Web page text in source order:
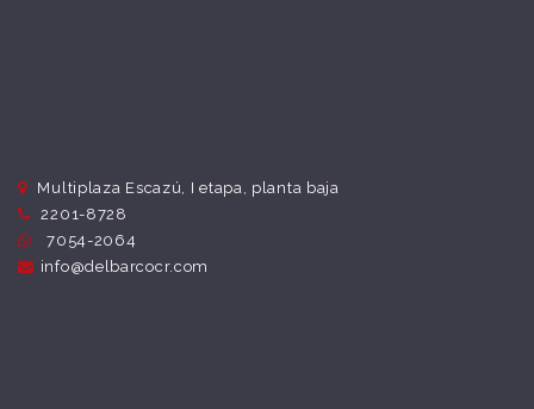
Multiplaza Escazú, I etapa, planta baja
2201-8728
7054-2064
info@delbarcocr.com